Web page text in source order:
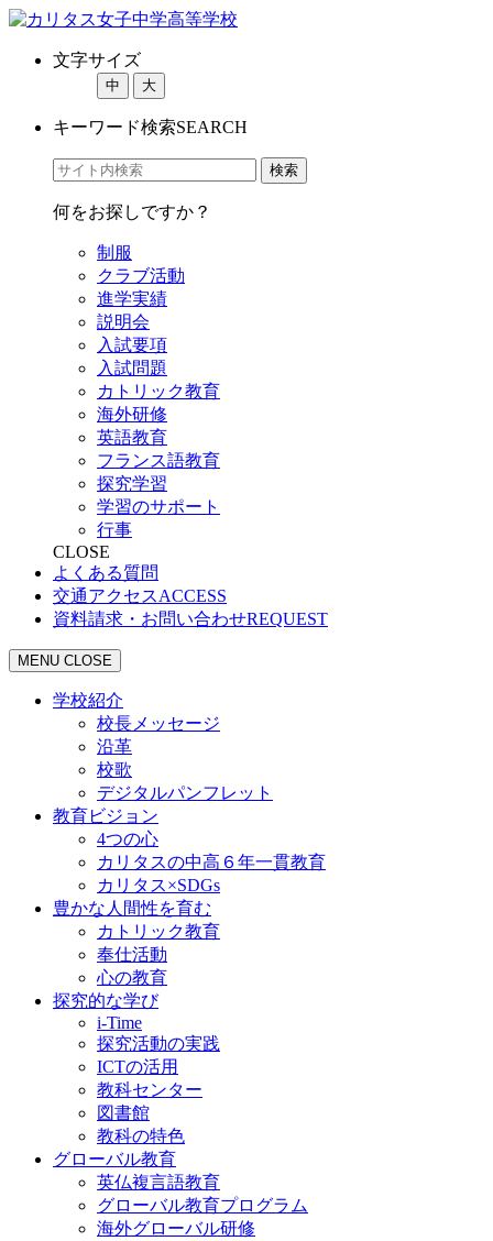
文字サイズ
中 大
キーワード検索SEARCH
何をお探しですか？
制服
クラブ活動
進学実績
説明会
入試要項
入試問題
カトリック教育
海外研修
英語教育
フランス語教育
探究学習
学習のサポート
行事
CLOSE
よくある質問
交通アクセスACCESS
資料請求・お問い合わせREQUEST
MENU CLOSE
学校紹介
校長メッセージ
沿革
校歌
デジタルパンフレット
教育ビジョン
4つの心
カリタスの中高６年一貫教育
カリタス×SDGs
豊かな人間性を育む
カトリック教育
奉仕活動
心の教育
探究的な学び
i-Time
探究活動の実践
ICTの活用
教科センター
図書館
教科の特色
グローバル教育
英仏複言語教育
グローバル教育プログラム
海外グローバル研修